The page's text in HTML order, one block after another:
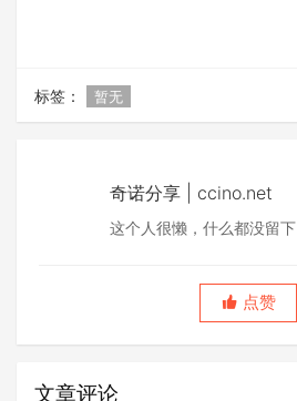
标签： 暂无
奇诺分享 | ccino.net
这个人很懒，什么都没留下
点赞
文章评论